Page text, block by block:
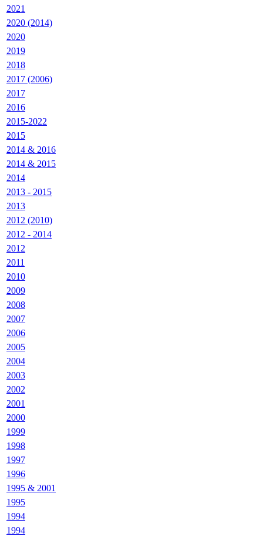
2021
2020 (2014)
2020
2019
2018
2017 (2006)
2017
2016
2015-2022
2015
2014 & 2016
2014 & 2015
2014
2013 - 2015
2013
2012 (2010)
2012 - 2014
2012
2011
2010
2009
2008
2007
2006
2005
2004
2003
2002
2001
2000
1999
1998
1997
1996
1995 & 2001
1995
1994
1994